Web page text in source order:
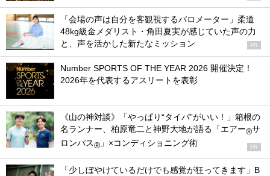
「会場の声は自分を客観視するバロメーター」柔道
48kg級金メダリスト・角田夏実が感じていた声の力
と、声を活かした新たなミッション
PR
Number SPORTS OF THE YEAR 2026 開催決定！
2026年を代表するアスリートを表彰
《山の神対談》「やっぱり“タイパ”がいい！」箱根の
名ランナー、柏原竜二と神野大地が語る「エアー®サ
ロンパス® 」×コンディショニング術 PR
「少しぼやけているだけでも感覚が狂ってきます」B